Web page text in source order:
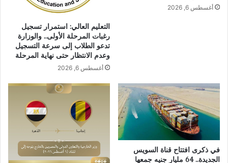
أغسطس 6, 2026
التعليم العالي: استمرار تسجيل
رغبات المرحلة الأولى.. والوزارة
تدعو الطلاب إلى سرعة التسجيل
وعدم الانتظار حتى نهاية المرحلة
أغسطس 6, 2026
في ذكرى افتتاح قناة السويس
الجديدة.. 64 مليار جنيه جمعها